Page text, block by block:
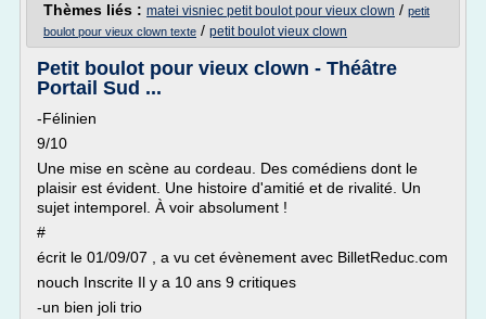
Thèmes liés : matei visniec petit boulot pour vieux clown / petit
boulot pour vieux clown texte / petit boulot vieux clown
Petit boulot pour vieux clown - Théâtre
Portail Sud ...
-Félinien
9/10
Une mise en scène au cordeau. Des comédiens dont le
plaisir est évident. Une histoire d'amitié et de rivalité. Un
sujet intemporel. À voir absolument !
#
écrit le 01/09/07 , a vu cet évènement avec BilletReduc.com
nouch Inscrite Il y a 10 ans 9 critiques
-un bien joli trio